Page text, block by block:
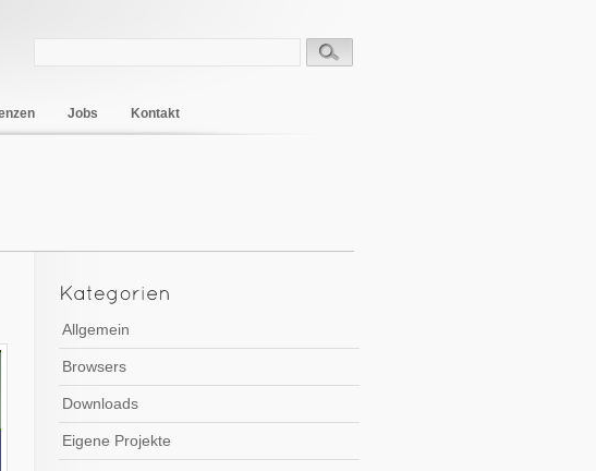
Jobs Kontakt
Allgemein
Browsers
Downloads
Eigene Projekte